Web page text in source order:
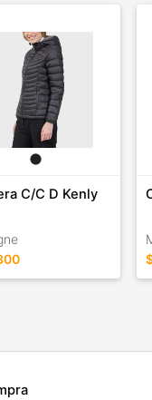
de
en situaciones
C/C D Kenly